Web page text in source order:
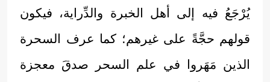
يُرْجَعُ فيه إلى أهل الخبرة والدِّراية، فيكون
قولهم حجَّةً على غيرهم؛ كما عرف السحرة
الذين مَهَروا في علم السحر صدقَ معجزة